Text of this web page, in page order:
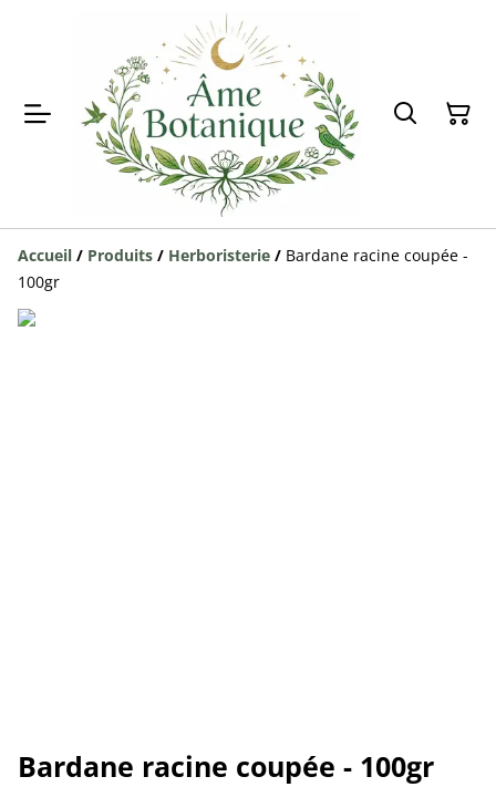
Accueil / Produits / Herboristerie / Bardane racine coupée -
100gr
Bardane racine coupée - 100gr